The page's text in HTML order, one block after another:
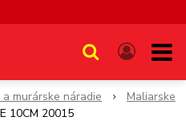
murárske náradie
Maliarske
10CM 20015